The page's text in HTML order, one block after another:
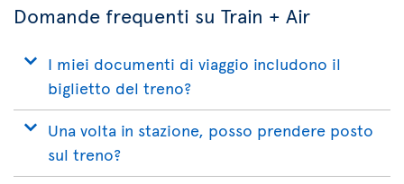
Domande frequenti su Train + Air
I miei documenti di viaggio includono il
biglietto del treno?
Una volta in stazione, posso prendere posto
sul treno?